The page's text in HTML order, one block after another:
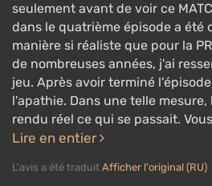
seulement avant de voir ce
dans le quatrième épisode a été
manière si réaliste que pour la
de nombreuses années, j'ai
jeu. Après avoir terminé
l'apathie. Dans une telle
rendu réel ce qui se passait.
Lire en entier
L'avis a été traduit Afficher l'original (RU)